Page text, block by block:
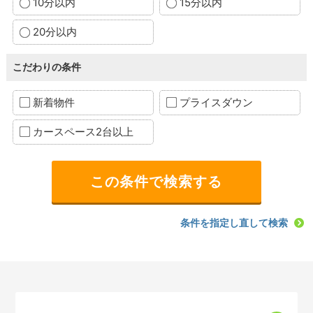
20分以内
こだわりの条件
新着物件 プライスダウン
カースペース2台以上
条件を指定し直して検索